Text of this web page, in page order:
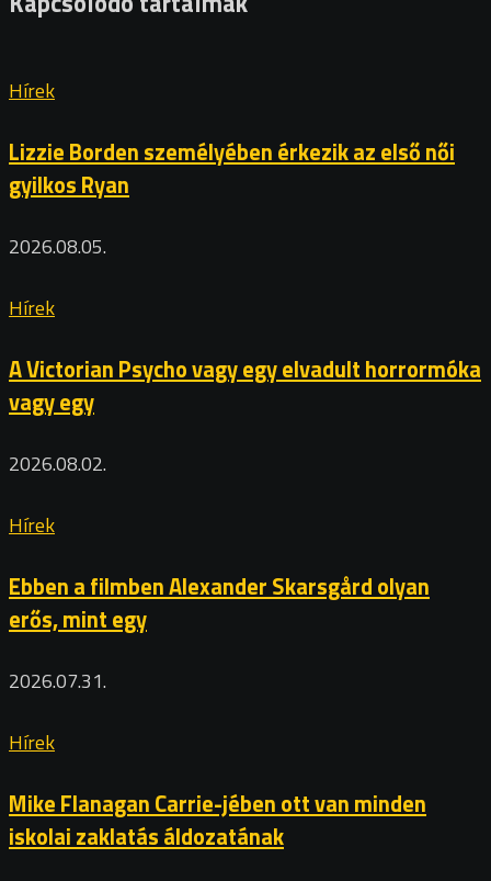
Hírek
Lizzie Borden személyében érkezik az első női
gyilkos Ryan
2026.08.05.
Hírek
A Victorian Psycho vagy egy elvadult horrormóka
vagy egy
2026.08.02.
Hírek
Ebben a filmben Alexander Skarsgård olyan
erős, mint egy
2026.07.31.
Hírek
Mike Flanagan Carrie-jében ott van minden
iskolai zaklatás áldozatának